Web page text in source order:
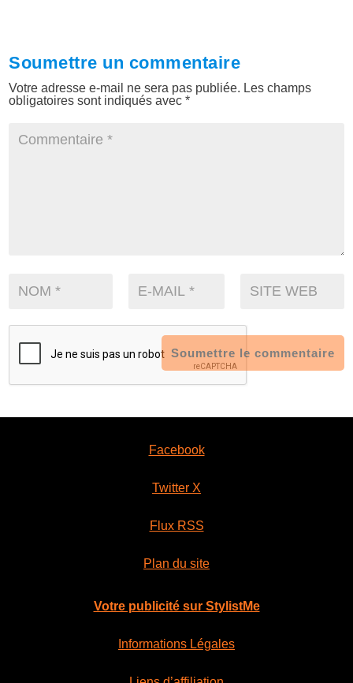
Soumettre un commentaire
Votre adresse e-mail ne sera pas publiée. Les champs
obligatoires sont indiqués avec*
Soumettre le commentaire
Facebook
Twitter X
Flux RSS
Plan du site
Votre publicité sur StylistMe
Informations Légales